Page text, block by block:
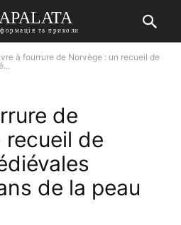
та приколи
à fourrure de Norvège : un recueil de
de
recueil de
de la peau